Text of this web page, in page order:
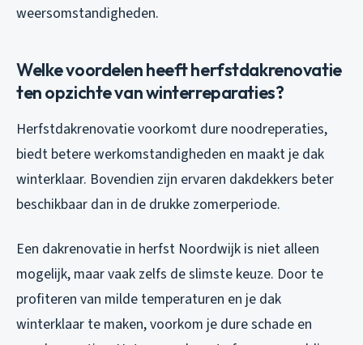
weersomstandigheden.
Welke voordelen heeft herfstdakrenovatie
ten opzichte van winterreparaties?
Herfstdakrenovatie voorkomt dure noodreperaties,
biedt betere werkomstandigheden en maakt je dak
winterklaar. Bovendien zijn ervaren dakdekkers beter
beschikbaar dan in de drukke zomerperiode.
Een dakrenovatie in herfst Noordwijk is niet alleen
mogelijk, maar vaak zelfs de slimste keuze. Door te
profiteren van milde temperaturen en je dak
winterklaar te maken, voorkom je dure schade en